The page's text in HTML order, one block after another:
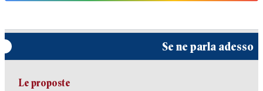
Se ne parla adesso
Le proposte